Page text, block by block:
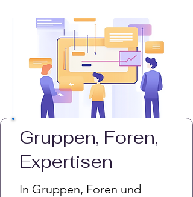
Gruppen, Foren,
Expertisen
In Gruppen, Foren und